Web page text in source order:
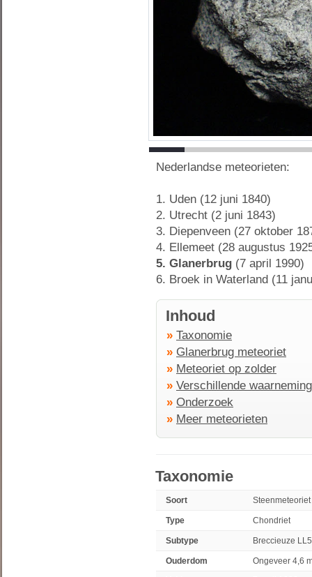
Nederlandse meteorieten:
1. Uden (12 juni 1840)
2. Utrecht (2 juni 1843)
3. Diepenveen (27 oktober
4. Ellemeet (28 augustus
5. Glanerbrug (7 april 1990)
6. Broek in Waterland (11
Inhoud
» Taxonomie
» Glanerbrug meteoriet
» Meteoriet op zolder
» Verschillende
» Onderzoek
» Meer meteorieten
Taxonomie
Soort Steenmeteoriet
Type Chondriet
Subtype Breccieuze
Ouderdom Ongeveer 4,6